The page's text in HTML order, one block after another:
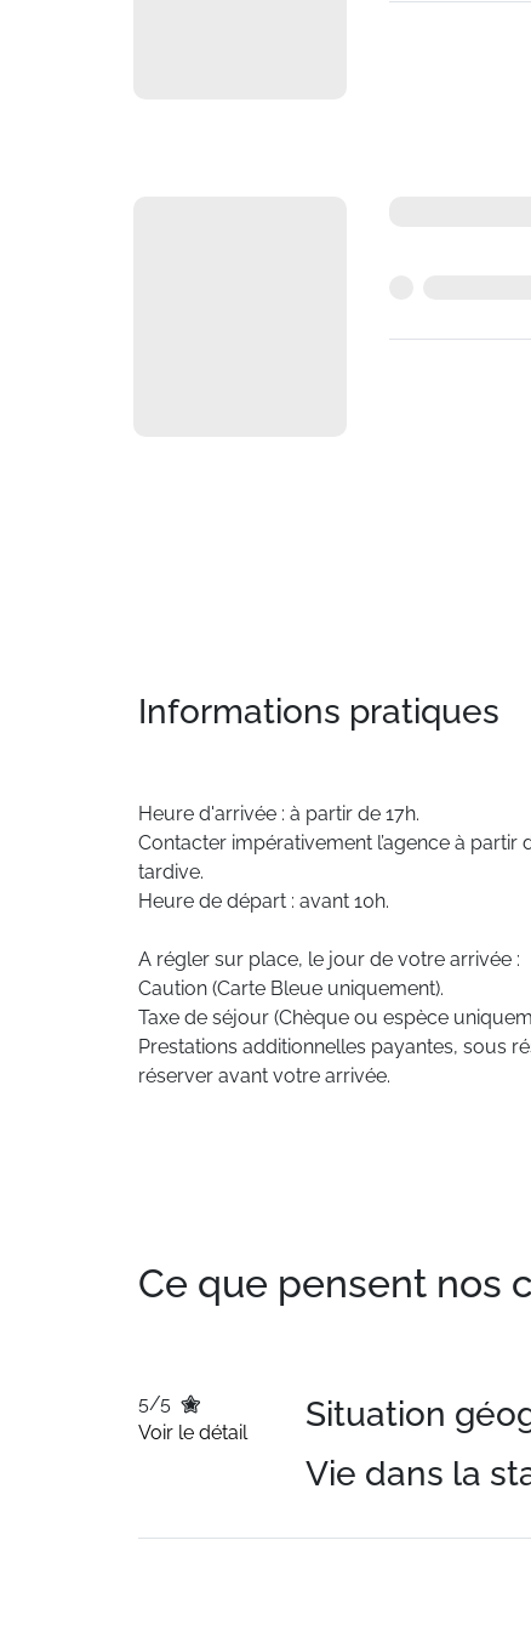
Informations pratiques
Heure d'arrivée : à partir de 17h.
Contacter impérativement l’agence à partir
tardive.
Heure de départ : avant 10h.
A régler sur place, le jour de votre arrivée :
Caution (Carte Bleue uniquement).
Taxe de séjour (Chèque ou espèce
Prestations additionnelles payantes, sous
réserver avant votre arrivée.
Ce que pensent nos
5/5
Voir le détail
Situation
Vie dans la